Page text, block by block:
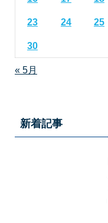
23 24 25
30
« 5月
新着記事